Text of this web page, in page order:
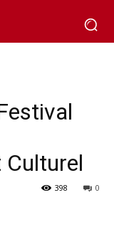
Culturel
0
398